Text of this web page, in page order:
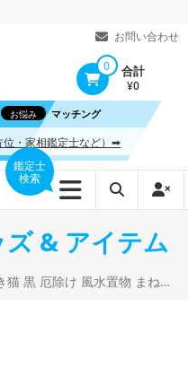
お問い合わせ
0 合計
¥0
お悩み マッチング
位・家相鑑定士など）➡
鑑定士
検索
& アイテム
黒 厄除け 風水置物 まねきねこ